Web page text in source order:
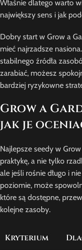
Właśnie dlatego warto
największy sens i jak
Dobry start w Grow a
mieć najrzadsze
stabilnego źródła
zarabiać, możesz
bardziej ryzykowne
Grow a
jak je
Najlepsze seedy w
praktykę, a nie tylko
ale jeśli rośnie długo i
poziomie, może
które są dostępne,
kolejne zasoby.
Kryterium